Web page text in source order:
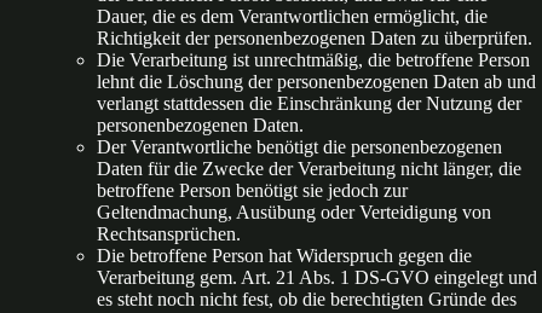
Dauer, die es dem Verantwortlichen ermöglicht, die
Richtigkeit der personenbezogenen Daten zu überprüfen.
Die Verarbeitung ist unrechtmäßig, die betroffene Person
lehnt die Löschung der personenbezogenen Daten ab und
verlangt stattdessen die Einschränkung der Nutzung der
personenbezogenen Daten.
Der Verantwortliche benötigt die personenbezogenen
Daten für die Zwecke der Verarbeitung nicht länger, die
betroffene Person benötigt sie jedoch zur
Geltendmachung, Ausübung oder Verteidigung von
Rechtsansprüchen.
Die betroffene Person hat Widerspruch gegen die
Verarbeitung gem. Art. 21 Abs. 1 DS-GVO eingelegt und
es steht noch nicht fest, ob die berechtigten Gründe des